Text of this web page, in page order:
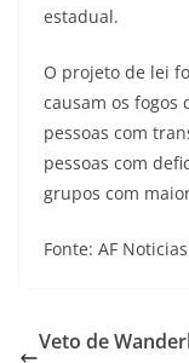
estadual.
O projeto de lei
causam os fogos
pessoas com
pessoas com
grupos com
Fonte: AF Noticias
Veto de